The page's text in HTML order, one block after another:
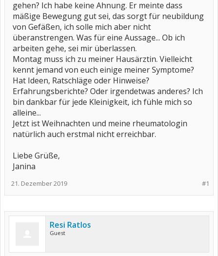
gehen? Ich habe keine Ahnung. Er meinte dass
mäßige Bewegung gut sei, das sorgt für neubildung
von Gefäßen, ich solle mich aber nicht
überanstrengen. Was für eine Aussage... Ob ich
arbeiten gehe, sei mir überlassen.
Montag muss ich zu meiner Hausärztin. Vielleicht
kennt jemand von euch einige meiner Symptome?
Hat Ideen, Ratschläge oder Hinweise?
Erfahrungsberichte? Oder irgendetwas anderes? Ich
bin dankbar für jede Kleinigkeit, ich fühle mich so
alleine...
Jetzt ist Weihnachten und meine rheumatologin
natürlich auch erstmal nicht erreichbar.
Liebe Grüße,
Janina
#1
21. Dezember 2019
Resi Ratlos
Guest